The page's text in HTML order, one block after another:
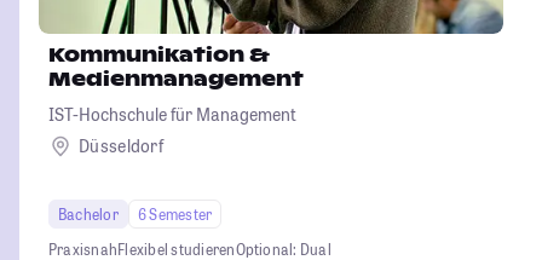
Kommunikation &
Medienmanagement
IST-Hochschule für Management
Düsseldorf
Bachelor
6 Semester
PraxisnahFlexibel studierenOptional: Dual